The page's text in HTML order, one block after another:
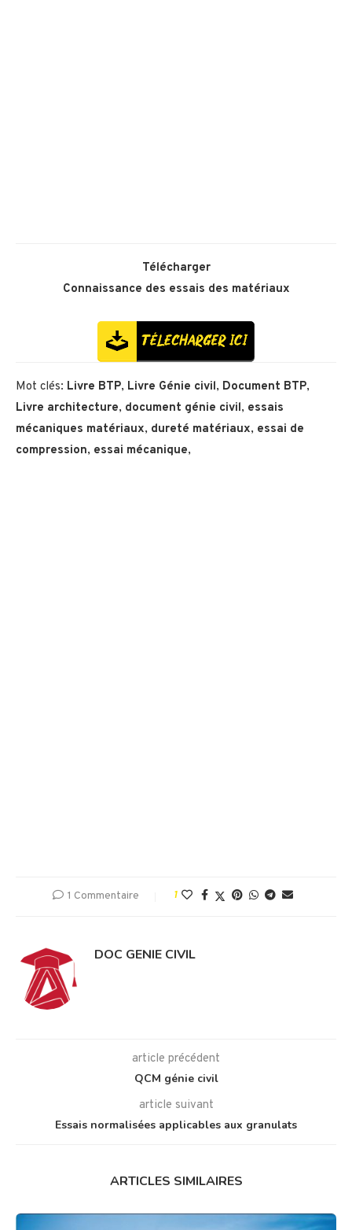
Télécharger
Connaissance des essais des matériaux
Mot clés: Livre BTP, Livre Génie civil, Document BTP,
Livre architecture, document génie civil, essais
mécaniques matériaux, dureté matériaux, essai de
compression, essai mécanique,
1 Commentaire 1
DOC GENIE CIVIL
article précédent
QCM génie civil
article suivant
Essais normalisées applicables aux granulats
ARTICLES SIMILAIRES